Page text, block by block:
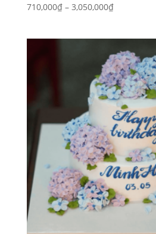
710,000₫ – 3,050,000₫Khoảng
710,000₫
đến
3,050,000₫